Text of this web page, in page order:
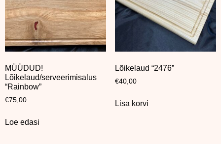
MÜÜDUD!
Lõikelaud/serveerimisalus
“Rainbow”
€75,00
Loe edasi
Lõikelaud “2476”
€40,00
Lisa korvi